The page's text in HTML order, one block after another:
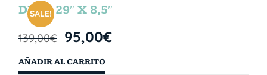
SALE!
DROP 29″ X 8,5″
139,00€ 95,00€
AÑADIR AL CARRITO